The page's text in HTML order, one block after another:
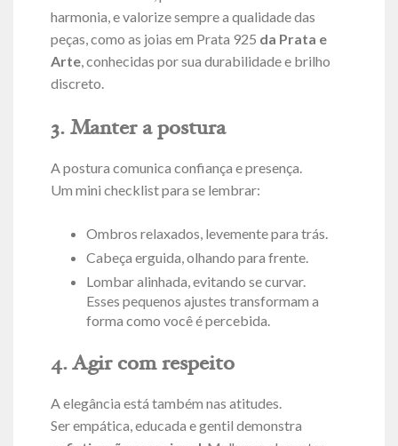
harmonia, e valorize sempre a qualidade das
peças, como as joias em Prata 925 da Prata e
Arte, conhecidas por sua durabilidade e brilho
discreto.
3. Manter a postura
A postura comunica confiança e presença.
Um mini checklist para se lembrar:
Ombros relaxados, levemente para trás.
Cabeça erguida, olhando para frente.
Lombar alinhada, evitando se curvar.
Esses pequenos ajustes transformam a
forma como você é percebida.
4. Agir com respeito
A elegância está também nas atitudes.
Ser empática, educada e gentil demonstra